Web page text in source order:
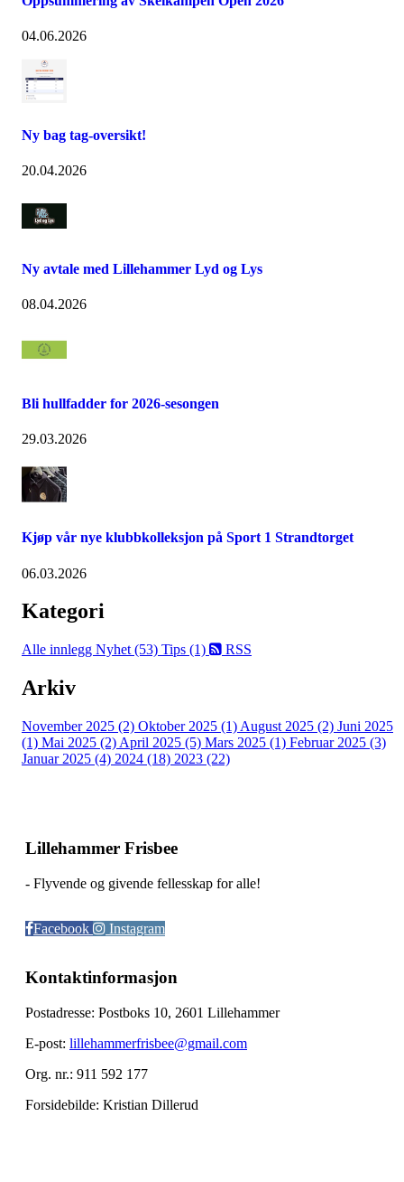
04.06.2026
Ny bag tag-oversikt!
20.04.2026
Ny avtale med Lillehammer Lyd og Lys
08.04.2026
Bli hullfadder for 2026-sesongen
29.03.2026
Kjøp vår nye klubbkolleksjon på Sport 1 Strandtorget
06.03.2026
Kategori
Alle innlegg Nyhet (53) Tips (1) RSS
Arkiv
November 2025 (2) Oktober 2025 (1) August 2025 (2) Juni 2025
(1) Mai 2025 (2) April 2025 (5) Mars 2025 (1) Februar 2025 (3)
Januar 2025 (4) 2024 (18) 2023 (22)
Lillehammer Frisbee
- Flyvende og givende fellesskap for alle!
Facebook Instagram
Kontaktinformasjon
Postadresse: Postboks 10, 2601 Lillehammer
E-post: lillehammerfrisbee@gmail.com
Org. nr.: 911 592 177
Forsidebilde: Kristian Dillerud